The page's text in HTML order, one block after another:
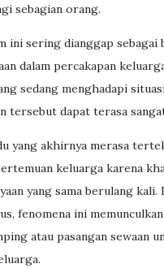
sebagian orang.
ini sering dianggap sebagai
dalam percakapan
sedang menghadapi
tersebut dapat terasa
yang akhirnya merasa
keluarga karena
yang sama berulang kali.
fenomena ini
atau pasangan sewaan